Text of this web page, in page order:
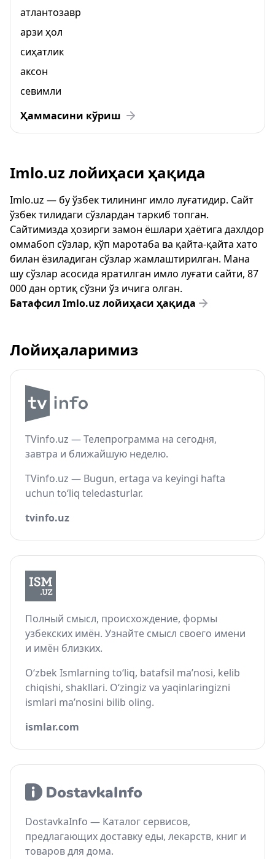
атлантозавр
арзи ҳол
сиҳатлик
аксон
севимли
Ҳаммасини кўриш
Imlo.uz лойиҳаси ҳақида
Imlo.uz — бу ўзбек тилининг имло луғатидир. Сайт
ўзбек тилидаги сўзлардан таркиб топган.
Сайтимизда ҳозирги замон ёшлари ҳаётига дахлдор
оммабоп сўзлар, кўп маротаба ва қайта-қайта хато
билан ёзиладиган сўзлар жамлаштирилган. Мана
шу сўзлар асосида яратилган имло луғати сайти, 87
000 дан ортиқ сўзни ўз ичига олган.
Батафсил Imlo.uz лойиҳаси ҳақида
Лойиҳаларимиз
TVinfo.uz — Телепрограмма на сегодня,
завтра и ближайшую неделю.
TVinfo.uz — Bugun, ertaga va keyingi hafta
uchun to‘liq teledasturlar.
tvinfo.uz
Полный смысл, происхождение, формы
узбекских имён. Узнайте смысл своего имени
и имён близких.
O‘zbek Ismlarning to‘liq, batafsil ma’nosi, kelib
chiqishi, shakllari. O‘zingiz va yaqinlaringizni
ismlari ma’nosini bilib oling.
ismlar.com
DostavkaInfo — Каталог сервисов,
предлагающих доставку еды, лекарств, книг и
товаров для дома.